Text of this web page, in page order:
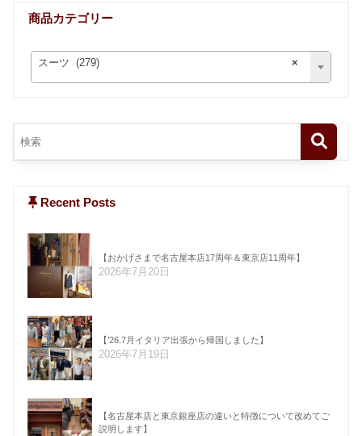
商品カテゴリー
×
スーツ (279)
Recent Posts
【おかげさまで名古屋本店17周年＆東京店11周年】
2026年7月20日
【’26.7月イタリア出張から帰国しました】
2026年7月19日
【名古屋本店と東京銀座店の違いと特徴について改めてご
説明します】